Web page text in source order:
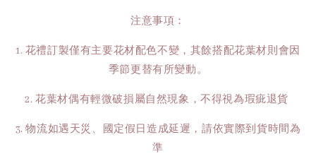
注意事項：
1. 花禮訂製僅有主要花材配色不變，其餘搭配花葉材則會因
季節更替有所變動。
2. 花葉材偶有輕微破損屬自然現象，不得視為瑕疵退貨
3. 物流如遇天災、國定假日造成延遲，請依實際到貨時間為
準